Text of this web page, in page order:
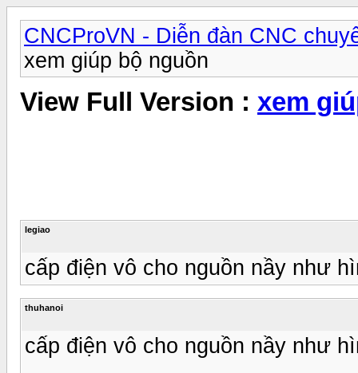
CNCProVN - Diễn đàn CNC
xem giúp bộ nguồn
View Full Version : xem
legiao
cấp điện vô cho nguồn nầy như
thuhanoi
cấp điện vô cho nguồn nầy như